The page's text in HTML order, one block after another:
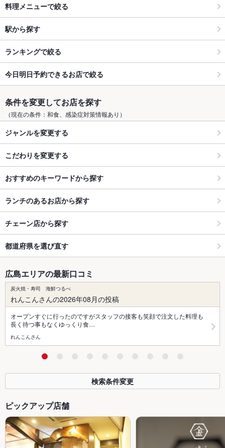
料理メニューで絞る
駅から探す
ランキングで絞る
今日明日予約できるお店で絞る
条件を変更してお店を探す
（現在の条件：和食、感染症対策情報あり）
ジャンルを変更する
こだわりを変更する
おすすめのキーワードから探す
ランチのあるお店から探す
チェーン店から探す
都道府県を選び直す
広島エリアの最新口コミ
炭火焼・寿司 海鮮つるべ
れんこんさんの2026年08月の投稿
オープンすぐに行ったのですがスタッフの接客も笑顔で注文した料理も
長く待つ事もなくゆっくり食…
れんこんさん
検索条件変更
ピックアップ店舗